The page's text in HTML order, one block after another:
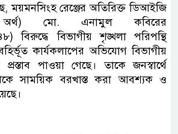
ময়মনসিংহ রেঞ্জের অতিরিক্ত ডিআইজি
মো. এনামুল কবিরের
বিরুদ্ধে বিভাগীয় শৃঙ্খলা পরিপন্থি
বহির্ভূত কার্যকলাপের অভিযোগ বিভাগীয়
পাওয়া গেছে। তাকে জনস্বার্থে
সাময়িক বরখাস্ত করা আবশ্যক ও